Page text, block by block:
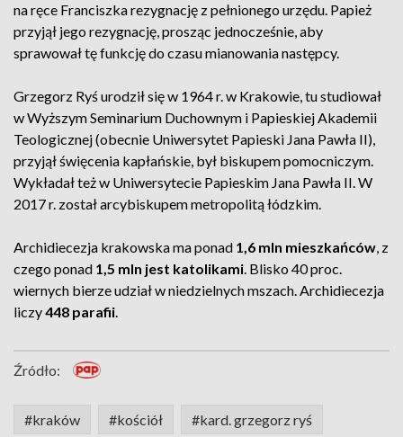
na ręce Franciszka rezygnację z pełnionego urzędu. Papież
przyjął jego rezygnację, prosząc jednocześnie, aby
sprawował tę funkcję do czasu mianowania następcy.
Grzegorz Ryś urodził się w 1964 r. w Krakowie, tu studiował
w Wyższym Seminarium Duchownym i Papieskiej Akademii
Teologicznej (obecnie Uniwersytet Papieski Jana Pawła II),
przyjął święcenia kapłańskie, był biskupem pomocniczym.
Wykładał też w Uniwersytecie Papieskim Jana Pawła II. W
2017 r. został arcybiskupem metropolitą łódzkim.
Archidiecezja krakowska ma ponad 1,6 mln mieszkańców, z
czego ponad 1,5 mln jest katolikami. Blisko 40 proc.
wiernych bierze udział w niedzielnych mszach. Archidiecezja
liczy448 parafii.
Źródło:
#kraków #kościół #kard. grzegorz ryś